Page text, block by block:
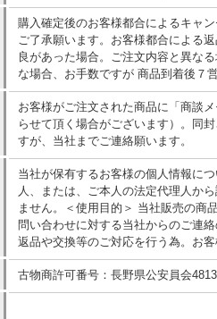
購入確定後のお客様都合によるキャ
ご了承願います。お客様都合による
良があった場合。ご注文内容と異な
な場合、お手数ですが 商品到着後７
お客様がご注文された商品に「商談
らせて頂く場合がございます）。同
すが、当社までご連絡願います。
当社が保有するお客様の個人情報に
人、または、ご本人の法定代理人か
ません。＜使用目的＞ 当社販売の商
問い合わせに対する当社からのご連
返品や交換等のご対応を行う為。お
古物商許可番号：長野県公安員会